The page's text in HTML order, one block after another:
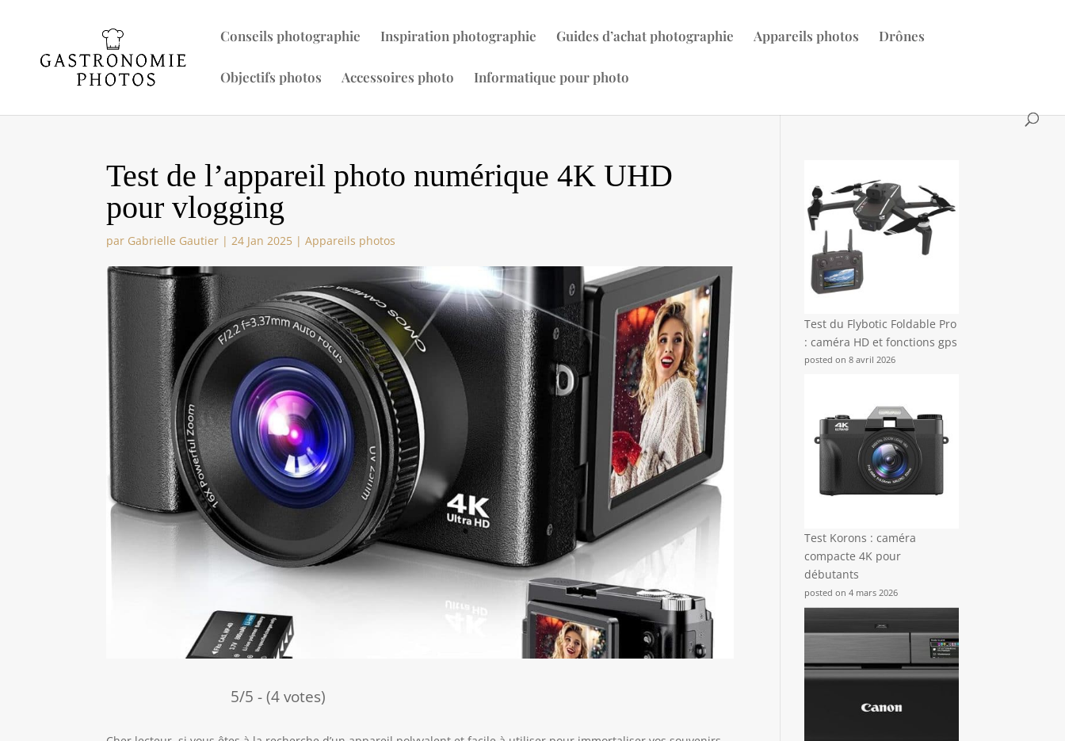
Conseils photographie Inspiration photographie Guides d’achat photographie Appareils photos Drônes
Objectifs photos Accessoires photo Informatique pour photo
Test de l’appareil photo numérique 4K UHD
pour vlogging
par Gabrielle Gautier |24 Jan 2025 |Appareils photos
5/5 - (4 votes)
Test du Flybotic Foldable Pro
: caméra HD et fonctions gps
posted on 8 avril 2026
Test Korons : caméra
compacte 4K pour
débutants
posted on 4 mars 2026